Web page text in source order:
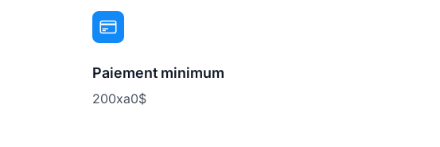
Paiement minimum
200xa0$